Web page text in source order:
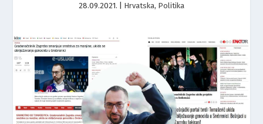
28.09.2021. Hrvatska, Politika